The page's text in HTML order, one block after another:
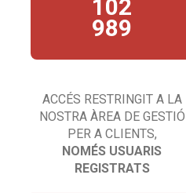
102
989
esperem la teva trucada!
ACCÉS RESTRINGIT A LA
NOSTRA ÀREA DE GESTIÓ
PER A CLIENTS,
NOMÉS USUARIS
REGISTRATS